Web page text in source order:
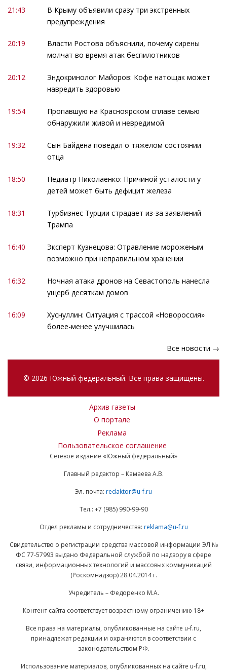
21:43
В Крыму объявили сразу три экстренных
предупреждения
20:19
Власти Ростова объяснили, почему сирены
молчат во время атак беспилотников
20:12
Эндокринолог Майоров: Кофе натощак может
навредить здоровью
19:54
Пропавшую на Красноярском сплаве семью
обнаружили живой и невредимой
19:32
Сын Байдена поведал о тяжелом состоянии
отца
18:50
Педиатр Николаенко: Причиной усталости у
детей может быть дефицит железа
18:31
Турбизнес Турции страдает из-за заявлений
Трампа
16:40
Эксперт Кузнецова: Отравление мороженым
возможно при неправильном хранении
16:32
Ночная атака дронов на Севастополь нанесла
ущерб десяткам домов
16:09
Хуснуллин: Ситуация с трассой «Новороссия»
более-менее улучшилась
Все новости →
© 2026 Южный федеральный. Все права защищены.
Архив газеты
О портале
Реклама
Пользовательское соглашение
Сетевое издание «Южный федеральный»
Главный редактор – Камаева А.В.
Эл. почта: redaktor@u-f.ru
Тел.: +7 (985) 990-99-90
Отдел рекламы и сотрудничества: reklama@u-f.ru
Свидетельство о регистрации средства массовой информации ЭЛ №
ФС 77-57993 выдано Федеральной службой по надзору в сфере
связи, информационных технологий и массовых коммуникаций
(Роскомнадзор) 28.04.2014 г.
Учредитель – Федоренко М.А.
Контент сайта соответствует возрастному ограничению 18+
Все права на материалы, опубликованные на сайте u-f.ru,
принадлежат редакции и охраняются в соответствии с
законодательством РФ.
Использование материалов, опубликованных на сайте u-f.ru,